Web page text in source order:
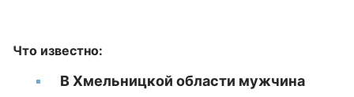
Что известно:
В Хмельницкой области мужчина